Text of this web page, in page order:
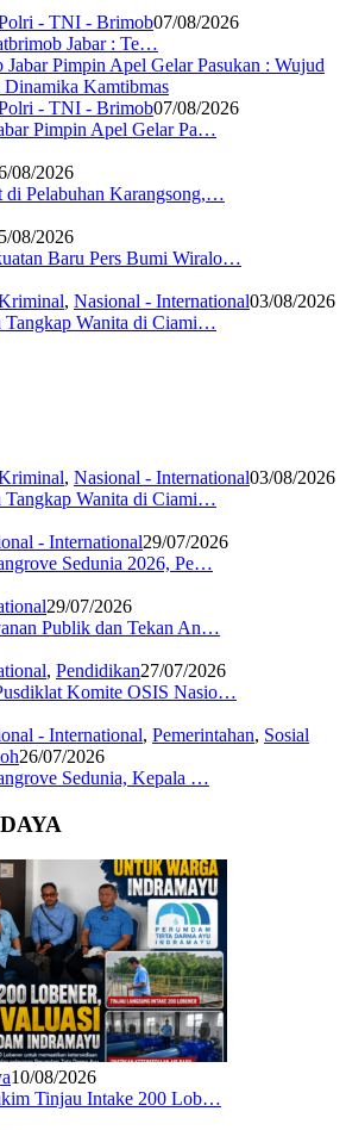
- TNI - Brimob07/08/2026
Jabar : Te…
- TNI - Brimob07/08/2026
Pimpin Apel Gelar Pa…
08/2026
di Pelabuhan Karangsong,…
08/2026
Baru Pers Bumi Wiralo…
, Nasional - International03/08/2026
Tangkap Wanita di Ciami…
, Nasional - International03/08/2026
Tangkap Wanita di Ciami…
- International29/07/2026
Sedunia 2026, Pe…
29/07/2026
Publik dan Tekan An…
, Pendidikan27/07/2026
Komite OSIS Nasio…
- International, Pemerintahan, Sosial
26/07/2026
Sedunia, Kepala …
10/08/2026
Tinjau Intake 200 Lob…